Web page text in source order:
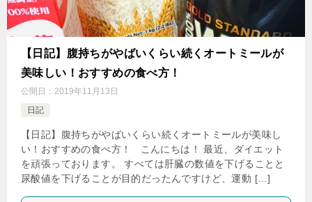
【日記】腹持ちがやばいくらい続くオートミールが
美味しい！おすすめの食べ方！
公開日： 2019年11月13日
日記
【日記】腹持ちがやばいくらい続くオートミールが美味し
い！おすすめの食べ方！ こんにちは！ 最近、ダイエット
を頑張っております。 すべては肝臓の数値を下げることと
尿酸値を下げることが目的だったんですけど、運動 […]